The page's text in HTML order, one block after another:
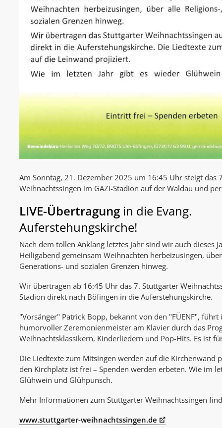
Am Sonntag, 21. Dezember 2025 um 16:45 Uhr steigt das
Weihnachtssingen im GAZi-Stadion auf der Waldau und per
LIVE-Übertragung in die Evang.
Auferstehungskirche!
Nach dem tollen Anklang letztes Jahr sind wir auch dieses
Heiligabend gemeinsam Weihnachten herbeizusingen,
Generations- und sozialen Grenzen hinweg.
Wir übertragen ab 16:45 Uhr das 7. Stuttgarter
Stadion direkt nach Böfingen in die Auferstehungskirche.
"Vorsänger" Patrick Bopp, bekannt von den "FÜENF", führt
humorvoller Zeremonienmeister am Klavier durch das
Weihnachtsklassikern, Kinderliedern und Pop-Hits. Es ist
Die Liedtexte zum Mitsingen werden auf die Kirchenwand
den Kirchplatz ist frei – Spenden werden erbeten. Wie im
Glühwein und Glühpunsch.
Mehr Informationen zum Stuttgarter Weihnachtssingen
www.stuttgarter-weihnachtssingen.de